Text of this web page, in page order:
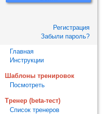
Регистрация
Забыли пароль?
Главная
Инструкции
Шаблоны тренировок
Посмотреть
Тренер (beta-тест)
Список тренеров